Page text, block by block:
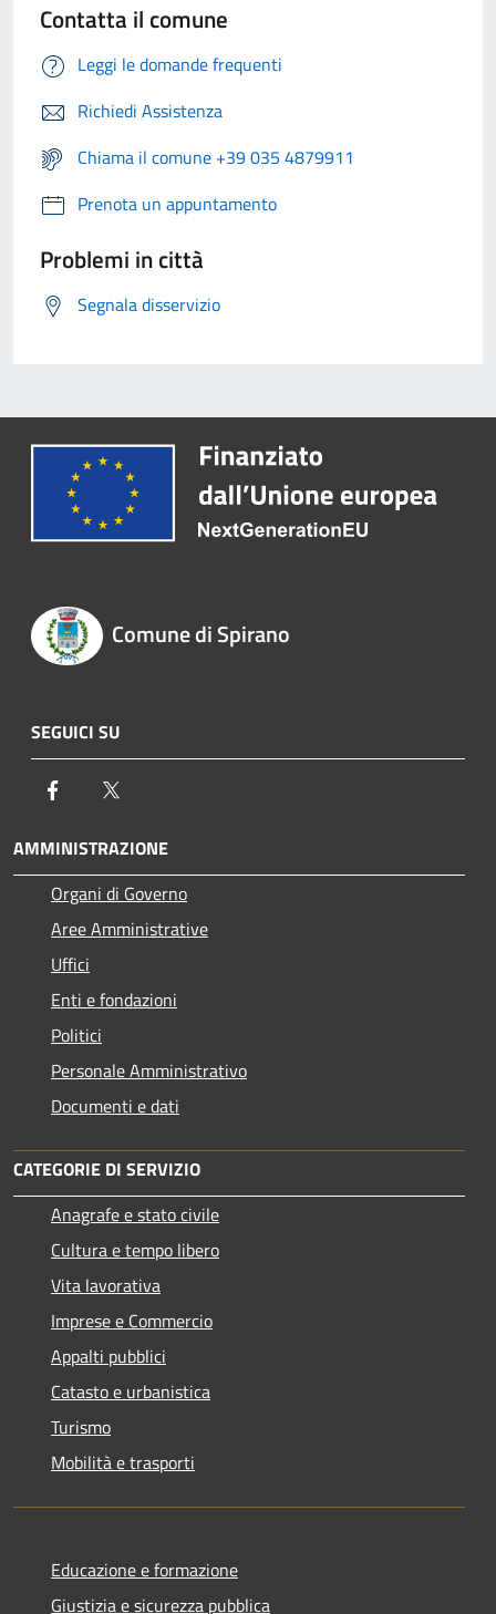
Contatta il comune
Leggi le domande frequenti
Richiedi Assistenza
Chiama il comune +39 035 4879911
Prenota un appuntamento
Problemi in città
Segnala disservizio
Comune di Spirano
SEGUICI SU
Facebook
AMMINISTRAZIONE
Organi di Governo
Aree Amministrative
Uffici
Enti e fondazioni
Politici
Personale Amministrativo
Documenti e dati
CATEGORIE DI SERVIZIO
Anagrafe e stato civile
Cultura e tempo libero
Vita lavorativa
Imprese e Commercio
Appalti pubblici
Catasto e urbanistica
Turismo
Mobilità e trasporti
Educazione e formazione
Giustizia e sicurezza pubblica